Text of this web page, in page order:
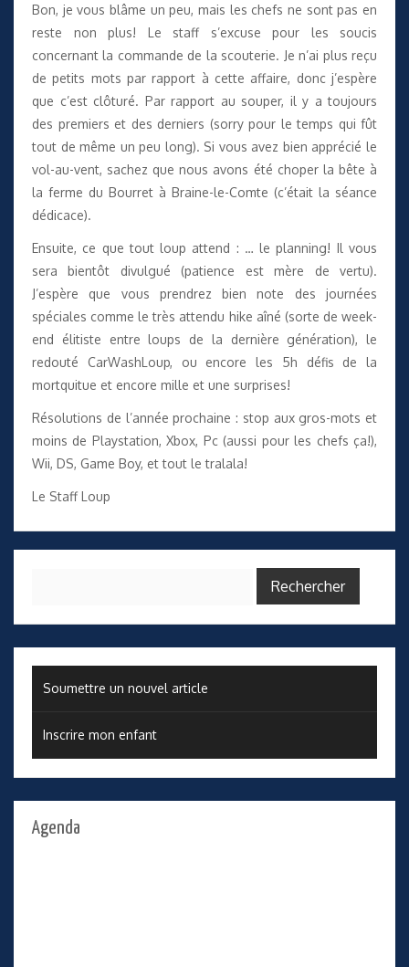
Bon, je vous blâme un peu, mais les chefs ne sont pas en
reste non plus! Le staff s’excuse pour les soucis
concernant la commande de la scouterie. Je n’ai plus reçu
de petits mots par rapport à cette affaire, donc j’espère
que c’est clôturé. Par rapport au souper, il y a toujours
des premiers et des derniers (sorry pour le temps qui fût
tout de même un peu long). Si vous avez bien apprécié le
vol-au-vent, sachez que nous avons été choper la bête à
la ferme du Bourret à Braine-le-Comte (c’était la séance
dédicace).
Ensuite, ce que tout loup attend : … le planning! Il vous
sera bientôt divulgué (patience est mère de vertu).
J’espère que vous prendrez bien note des journées
spéciales comme le très attendu hike aîné (sorte de week-
end élitiste entre loups de la dernière génération), le
redouté CarWashLoup, ou encore les 5h défis de la
mortquitue et encore mille et une surprises!
Résolutions de l’année prochaine : stop aux gros-mots et
moins de Playstation, Xbox, Pc (aussi pour les chefs ça!),
Wii, DS, Game Boy, et tout le tralala!
Le Staff Loup
Soumettre un nouvel article
Inscrire mon enfant
Agenda